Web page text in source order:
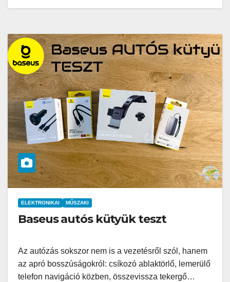
ELEKTRONIKAI MŰSZAKI
Baseus autós kütyük teszt
Az autózás sokszor nem is a vezetésről szól, hanem
az apró bosszúságokról: csíkozó ablaktörlő, lemerülő
telefon navigáció közben, összevissza tekergő…